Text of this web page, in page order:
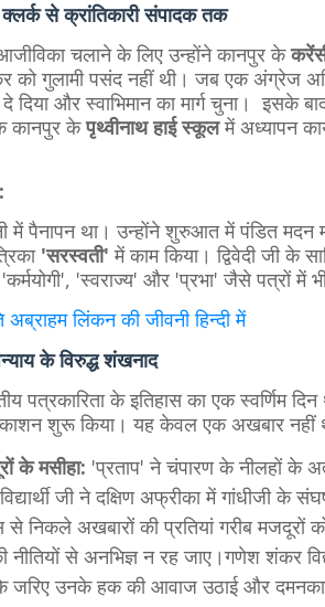
से क्रांतिकारी संपादक तक
चलाने के लिए उन्होंने कानपुर के
को गुलामी पसंद नहीं थी। जब एक अंग्रेज
दिया और स्वाभिमान का मार्ग चुना। इसके
कानपुर केपृथ्वीनाथ हाई स्कूलमें अध्यापन
में पैनापन था। उन्होंने शुरुआत में पंडित मदन
'सरस्वती' में काम किया। द्विवेदी जी के
'स्वराज्य' और 'प्रभा' जैसे पत्रों में भी
अब्राहम लिंकन की जीवनी हिन्दी में
के विरुद्ध शंखनाद
पत्रकारिता के इतिहास का एक स्वर्णिम
शुरू किया। यह केवल एक अखबार नहीं
के मसीहा: 'प्रताप' ने चंपारण के नीलहों के
जी ने दक्षिण अफ्रीका में गांधीजी के
से निकले अखबारों की प्रतियां गरीब
नीतियों से अनभिज्ञ न रह जाए।गणेश शंकर
जरिए उनके हक की आवाज उठाई और